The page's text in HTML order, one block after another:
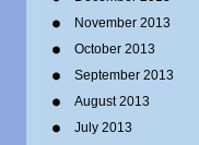
November 2013
October 2013
September 2013
August 2013
July 2013